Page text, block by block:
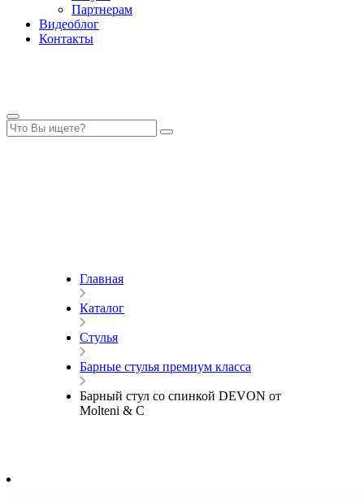
Партнерам
Видеоблог
Контакты
Главная
Каталог
Стулья
Барные стулья премиум класса
Барный стул со спинкой DEVON от
Molteni & C